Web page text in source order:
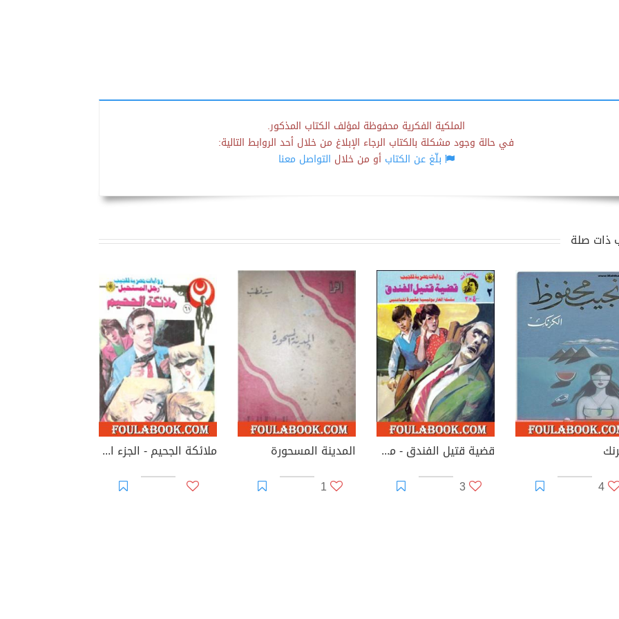
الملكية الفكرية محفوظة لمؤلف الكتاب المذكور.
في حالة وجود مشكلة بالكتاب الرجاء الإبلاغ من خلال أحد الروابط التالية:
بلّغ عن الكتابأو من خلال التواصل معنا
ذات صلة
4
قضية قتيل الفندق - مغامرات ع×2
3
المدينة المسحورة
1
ملائكة الجحيم - الجزء الأول - سلسلة رجل المستحيل